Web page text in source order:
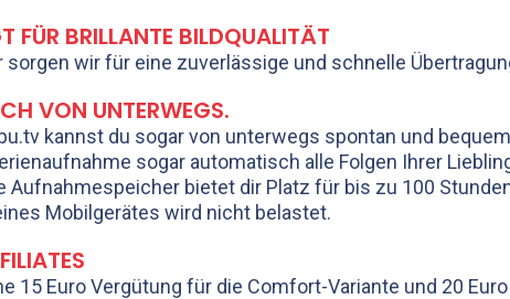
FÜR BRILLANTE BILDQUALITÄT
wir für eine zuverlässige und schnelle
VON UNTERWEGS.
kannst du sogar von unterwegs spontan und bequem
sogar automatisch alle Folgen Ihrer
Aufnahmespeicher bietet dir Platz für bis zu 100
Mobilgerätes wird nicht belastet.
15 Euro Vergütung für die Comfort-Variante und 20